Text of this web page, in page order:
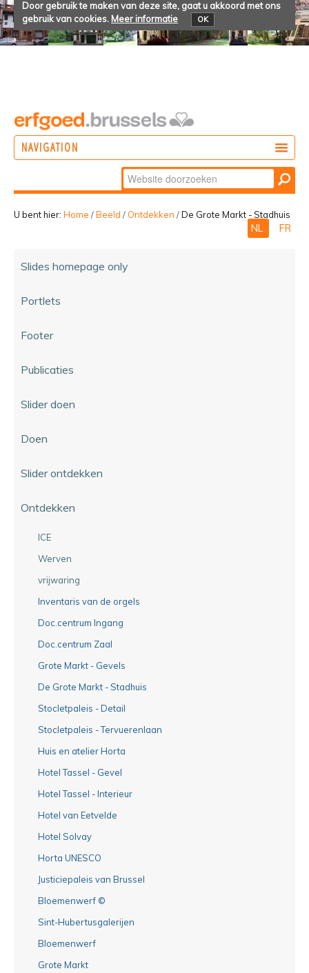
Door gebruik te maken van deze site, gaat u akkoord met ons
gebruik van cookies. Meer informatie OK
NAVIGATION
Zoek
Geavanceerd
zoeken...
U bent hier: Home /Beeld / Ontdekken /De Grote Markt - Stadhuis
NL FR
Slides homepage only
Portlets
Footer
Publicaties
Slider doen
Doen
Slider ontdekken
Ontdekken
ICE
Werven
vrijwaring
Inventaris van de orgels
Doc.centrum Ingang
Doc.centrum Zaal
Grote Markt - Gevels
De Grote Markt - Stadhuis
Stocletpaleis - Detail
Stocletpaleis - Tervuerenlaan
Huis en atelier Horta
Hotel Tassel - Gevel
Hotel Tassel - Interieur
Hotel van Eetvelde
Hotel Solvay
Horta UNESCO
Justiciepaleis van Brussel
Bloemenwerf ©
Sint-Hubertusgalerijen
Bloemenwerf
Grote Markt